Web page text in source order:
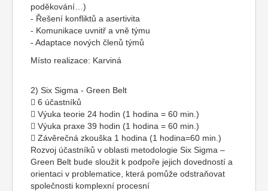
poděkování…)
- Řešení konfliktů a asertivita
- Komunikace uvnitř a vně týmu
- Adaptace nových členů týmů
Místo realizace: Karviná
2) Six Sigma - Green Belt
 6 účastníků
 Výuka teorie 24 hodin (1 hodina = 60 min.)
 Výuka praxe 39 hodin (1 hodina = 60 min.)
 Závěrečná zkouška 1 hodina (1 hodina=60 min.)
Rozvoj účastníků v oblasti metodologie Six Sigma –
Green Belt bude sloužit k podpoře jejich dovedností a
orientaci v problematice, která pomůže odstraňovat
společnosti komplexní procesní